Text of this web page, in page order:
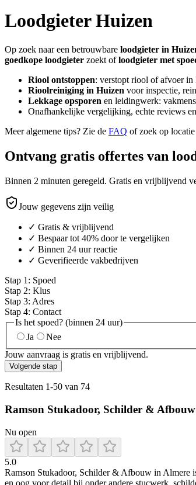
LoodgieterHuizen
Op zoek naar een betrouwbare loodgieter in
goedkope loodgieter zoekt ofloodgieter met
Riool ontstoppen: verstopt riool of afvoer in
Rioolreiniging in Huizen voor inspectie,
Lekkage opsporen en leidingwerk:
Onafhankelijke vergelijking, echte reviews
Meer algemene tips? Zie de FAQ of zoek op
Ontvang gratis offertes van
Binnen 2 minuten geregeld. Gratis en vrijblijvend
Jouw gegevens zijn veilig
✓ Gratis & vrijblijvend
✓ Bespaar tot 40% door te vergelijken
✓ Binnen 24 uur reactie
✓ Geverifieerde vakbedrijven
Stap 1 : Spoed
Stap 2: Klus
Stap 3: Adres
Stap 4: Contact
Is het spoed? (binnen 24 uur)
Ja
Nee
Jouw aanvraag is gratis en vrijblijvend.
Volgende stap
Resultaten 1-50 van 74
Ramson Stukadoor, Schilder & Afbouw
Nu open
5.0
Ramson Stukadoor, Schilder & Afbouw in Almere
en oog voor detail bij onder andere stucwerk,